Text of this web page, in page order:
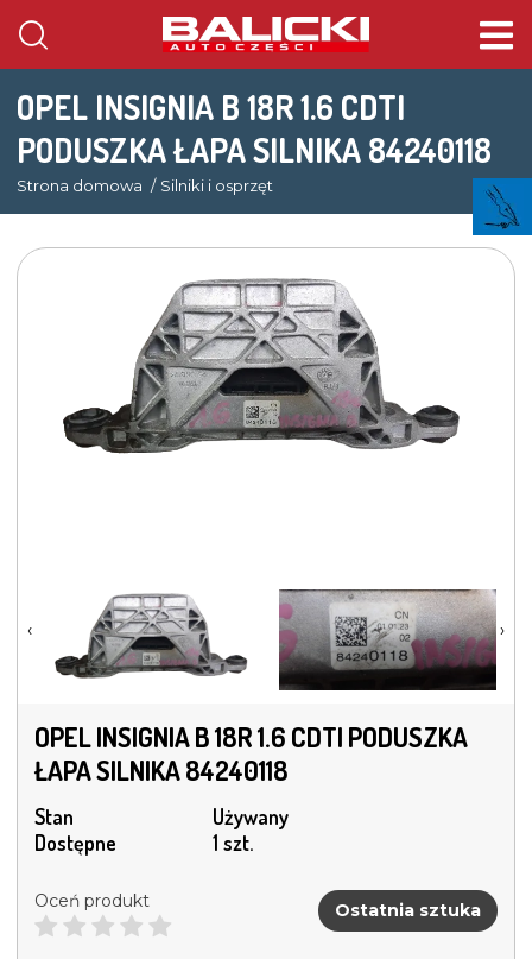
OPEL INSIGNIA B 18R 1.6 CDTI
PODUSZKA ŁAPA SILNIKA 84240118
Strona domowa Silniki i osprzęt
‹ ›
OPEL INSIGNIA B 18R 1.6 CDTI PODUSZKA
ŁAPA SILNIKA 84240118
Stan
Używany
Dostępne
1 szt.
Oceń produkt Ostatnia sztuka